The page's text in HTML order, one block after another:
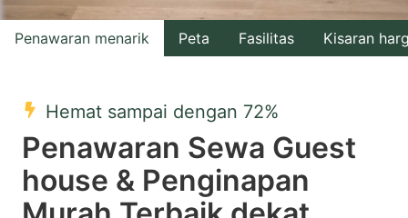
with
the
select
a
date.
Press
with
the
select
a
date.
Press
Penawaran menarik Peta Fasilitas Kisaran
Hemat sampai dengan 72%
Penawaran Sewa Guest
house & Penginapan